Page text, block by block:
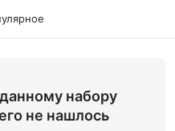
набору
не нашлось